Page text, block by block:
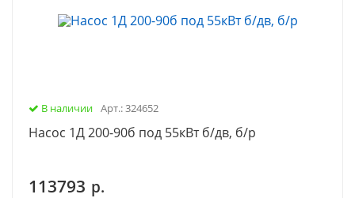
В наличии Арт.: 324652
Насос 1Д 200-90б под 55кВт б/дв, б/р
113793 р.